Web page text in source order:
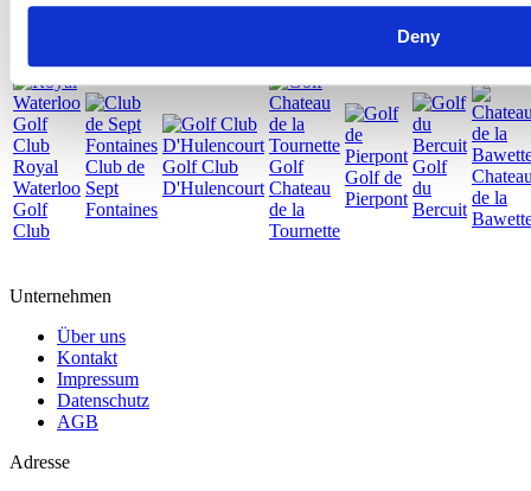
Deny
Royal
Waterloo
Golf
Club
Club de
Sept
Fontaines
Golf Club
D'Hulencourt
Golf
Chateau
de la
Tournette
Golf de
Pierpont
Golf
du
Bercuit
de la
Unternehmen
Über uns
Kontakt
Impressum
Datenschutz
AGB
Adresse